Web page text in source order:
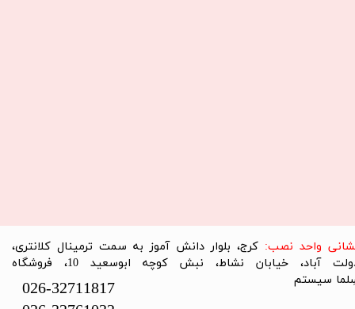
واحد نصب: کرج، بلوار دانش آموز به سمت ترمینال کلانتری،
دولت آباد، خیابان نشاط، نبش کوچه ابوسعید 10، فروشگاه
سیستم​​​​​​​
026-32711817